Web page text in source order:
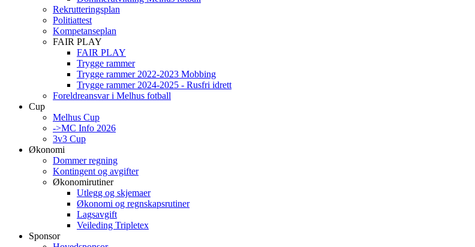
Rekrutteringsplan
Politiattest
Kompetanseplan
FAIR PLAY
FAIR PLAY
Trygge rammer
Trygge rammer 2022-2023 Mobbing
Trygge rammer 2024-2025 - Rusfri idrett
Foreldreansvar i Melhus fotball
Cup
Melhus Cup
->MC Info 2026
3v3 Cup
Økonomi
Dommer regning
Kontingent og avgifter
Økonomirutiner
Utlegg og skjemaer
Økonomi og regnskapsrutiner
Lagsavgift
Veileding Tripletex
Sponsor